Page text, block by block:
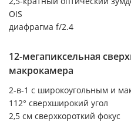
OIS
диафрагма f/2.4
12-мегапиксельная
макрокамера
2-в-1 с широкоугольным и
112° сверхширокий угол
2,5 см сверхкороткий фокус